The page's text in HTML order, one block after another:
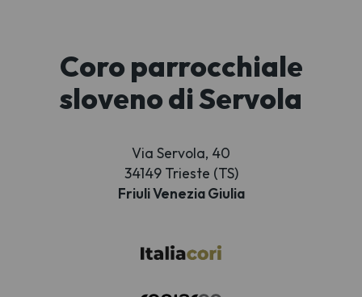
Coro parrocchiale
sloveno di Servola
Via Servola, 40
34149 Trieste (TS)
Friuli Venezia Giulia